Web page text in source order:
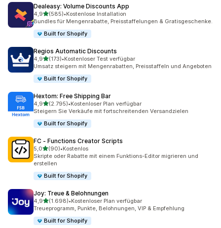
Dealeasy: Volume Discounts App
4,9von 5 Sternen
(585)
585 Rezensionen insgesamt
•Kostenlose Installation
Bundles für Mengenrabatte, Preisstaffelungen & Gratisgeschenke.
Built for Shopify
Regios Automatic Discounts
4,9von 5 Sternen
(173)
173 Rezensionen insgesamt
•Kostenloser Test verfügbar
Umsatz steigern mit Mengenrabatten, Preisstaffeln und Angeboten
Built for Shopify
Hextom: Free Shipping Bar
4,9von 5 Sternen
(2.795)
2795 Rezensionen insgesamt
•Kostenloser Plan verfügbar
Steigern Sie Verkäufe mit fortschreitenden Versandzielen
Built for Shopify
FC ‑ Functions Creator Scripts
5,0von 5 Sternen
(90)
90 Rezensionen insgesamt
•Kostenlos
Skripte oder Rabatte mit einem Funktions-Editor migrieren und
erstellen
Built for Shopify
Joy: Treue & Belohnungen
4,9von 5 Sternen
(1.698)
1698 Rezensionen insgesamt
•Kostenloser Plan verfügbar
Treueprogramm, Punkte, Belohnungen, VIP & Empfehlung
Built for Shopify